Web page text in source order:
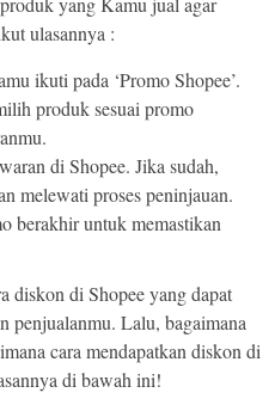
ulasannya :
ikuti pada ‘Promo Shopee’.
produk sesuai promo
di Shopee. Jika sudah,
melewati proses peninjauan.
berakhir untuk memastikan
diskon di Shopee yang dapat
penjualanmu. Lalu, bagaimana
cara mendapatkan diskon di
di bawah ini!